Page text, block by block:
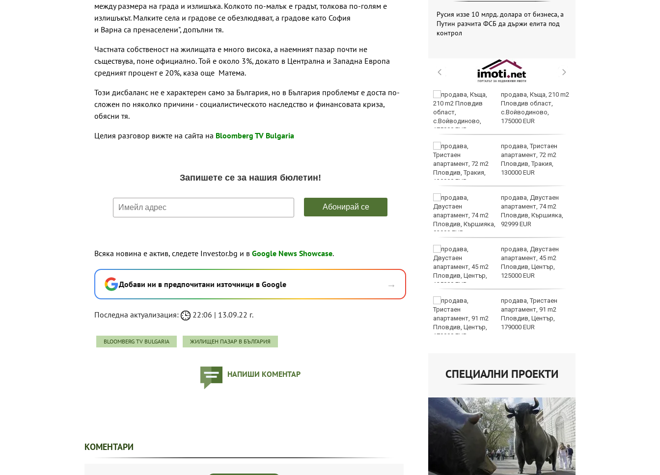
между размера на града и излишъка. Колкото по-малък е градът, толкова по-голям е
излишъкът. Малките села и градове се обезлюдяват, а градове като София
и Варна са пренаселени", допълни тя.
Частната собственост на жилищата е много висока, а наемният пазар почти не
съществува, поне официално. Той е около 3%, докато в Централна и Западна Европа
средният процент е 20%, каза още Матема.
Този дисбаланс не е характерен само за България, но в България проблемът е доста по-
сложен по няколко причини - социалистическото наследство и финансовата криза,
обясни тя.
Целия разговор вижте на сайта на Bloomberg TV Bulgaria
Всяка новина е актив, следете Investor.bg и в Google News Showcase.
Добави ни в предпочитани източници в Google →
Последна актуализация: 22:06 | 13.09.22 г.
BLOOMBERG TV BULGARIA ЖИЛИЩЕН ПАЗАР В БЪЛГАРИЯ
НАПИШИ КОМЕНТАР
Русия иззе 10 млрд. долара от бизнеса, а
Путин разчита ФСБ да държи елита под
контрол
Двоен ръст на
чревните инфекции за
Тази събота: откриват
ловния сезон за
пернат дивеч
Национална мрежа за
продава, Къща, 210 m2
Пловдив област,
с.Войводиново,
175000 EUR
продава, Тристаен
апартамент, 72 m2
Пловдив, Тракия,
130000 EUR
продава, Двустаен
апартамент, 74 m2
Пловдив, Кършияка,
92999 EUR
продава, Двустаен
апартамент, 45 m2
Пловдив, Център,
125000 EUR
продава, Тристаен
апартамент, 91 m2
Пловдив, Център,
179000 EUR
СПЕЦИАЛНИ ПРОЕКТИ
КОМЕНТАРИ